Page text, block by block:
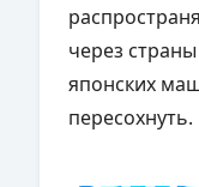
через
японских
пересохнуть.